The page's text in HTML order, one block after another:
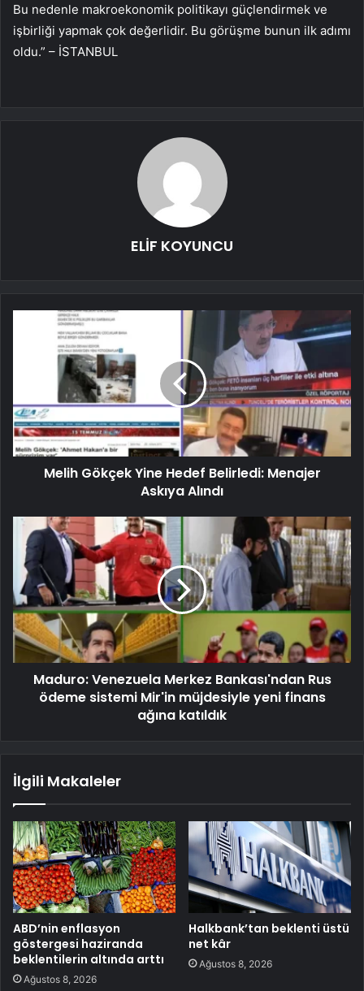
Bu nedenle makroekonomik politikayı güçlendirmek ve
işbirliği yapmak çok değerlidir. Bu görüşme bunun ilk adımı
oldu.” – İSTANBUL
ELİF KOYUNCU
Melih Gökçek Yine Hedef Belirledi: Menajer
Askıya Alındı
Maduro: Venezuela Merkez Bankası'ndan Rus
ödeme sistemi Mir'in müjdesiyle yeni finans
ağına katıldık
İlgili Makaleler
ABD’nin enflasyon
göstergesi haziranda
beklentilerin altında arttı
Ağustos 8, 2026
Halkbank’tan beklenti üstü
net kâr
Ağustos 8, 2026